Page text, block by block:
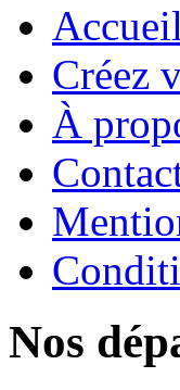
Accueil
Créez
À
Nos